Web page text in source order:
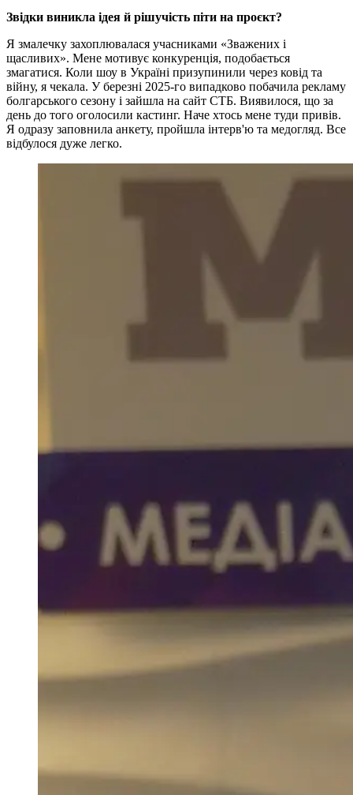
Звідки виникла ідея й рішучість піти на проєкт?
Я змалечку захоплювалася учасниками «Зважених і
щасливих». Мене мотивує конкуренція, подобається
змагатися. Коли шоу в Україні призупинили через ковід та
війну, я чекала. У березні 2025-го випадково побачила рекламу
болгарського сезону і зайшла на сайт СТБ. Виявилося, що за
день до того оголосили кастинг. Наче хтось мене туди привів.
Я одразу заповнила анкету, пройшла інтерв'ю та медогляд. Все
відбулося дуже легко.